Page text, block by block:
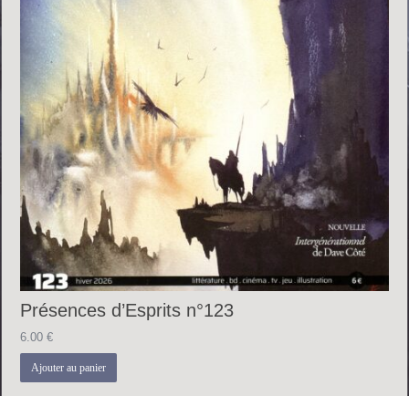
Présences d’Esprits n°123
6.00€
Ajouter au panier